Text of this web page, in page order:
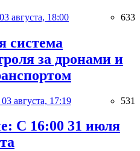
03 августа, 18:00 633
система
за дронами и
03 августа, 17:19 531
С 16:00 31 июля